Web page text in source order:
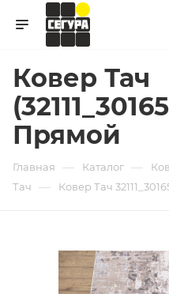
Ковер Тач
Прямой
Главная — Каталог —
Тач — Ковер Тач